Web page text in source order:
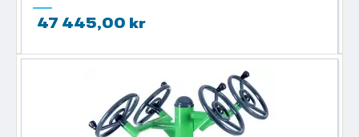
47 445,00 kr